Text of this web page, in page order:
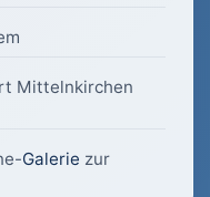
Mittelnkirchen
Galerie zur